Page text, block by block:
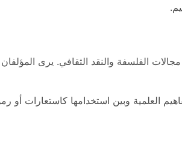
الفلسفة والنقد الثقافي. يرى
العلمية وبين استخدامها كاستعارات